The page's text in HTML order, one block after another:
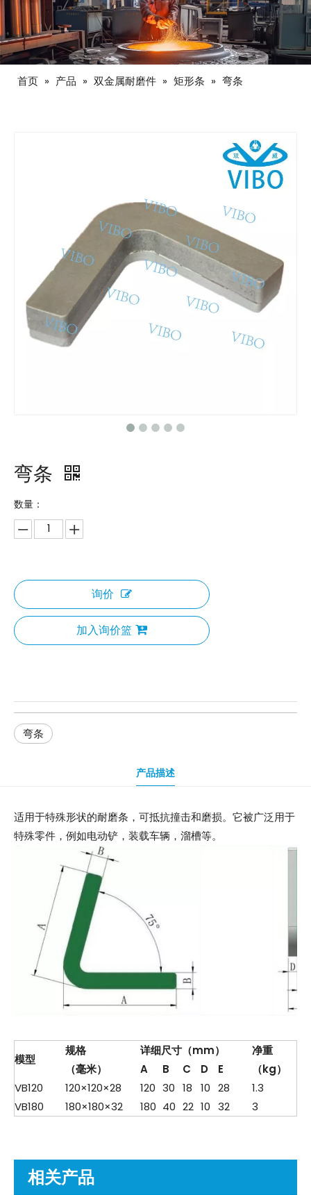
首页 » 产品 » 双金属耐磨件 » 矩形条 » 弯条
弯条
数量：
询价
加入询价篮
弯条
产品描述
适用于特殊形状的耐磨条，可抵抗撞击和磨损。它被广泛用于
特殊零件，例如电动铲，装载车辆，溜槽等。
模型
规格
（毫米）
详细尺寸（mm）
净重
（kg）
A B C D
E
VB120
120×120×28 120 30 18 10 28
1.3
VB180
180×180×32 180 40 22 10 32 3
相关产品